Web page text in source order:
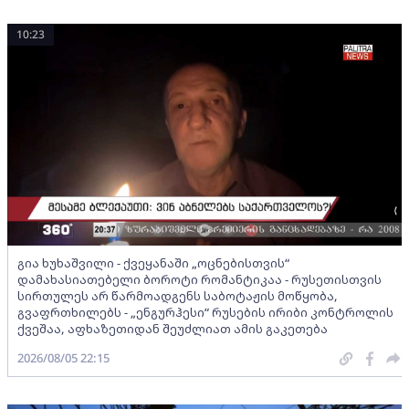
გია ხუხაშვილი - ქვეყანაში „ოცნებისთვის“
დამახასიათებელი ბოროტი რომანტიკაა - რუსეთისთვის
სირთულეს არ წარმოადგენს საბოტაჟის მოწყობა,
გვაფრთხილებს - „ენგურჰესი“ რუსების ირიბი კონტროლის
ქვეშაა, აფხაზეთიდან შეუძლიათ ამის გაკეთება
10:23
2026/08/05 22:15